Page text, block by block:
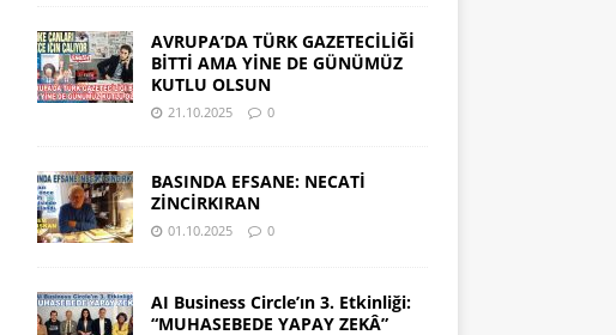
AVRUPA’DA TÜRK GAZETECİLİĞİ
BİTTİ AMA YİNE DE GÜNÜMÜZ
KUTLU OLSUN
21.10.2025 0
BASINDA EFSANE: NECATİ
ZİNCİRKIRAN
01.10.2025 0
AI Business Circle’ın 3. Etkinliği:
“MUHASEBEDE YAPAY ZEKÂ”